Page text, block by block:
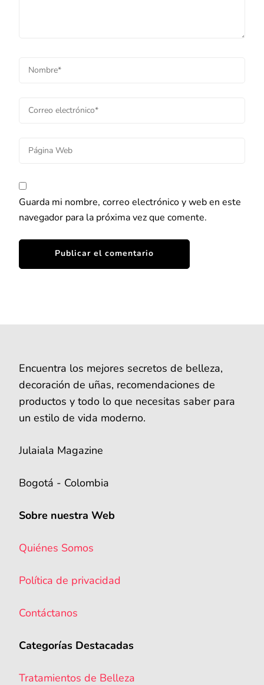
Guarda mi nombre, correo electrónico y web en este
navegador para la próxima vez que comente.
Encuentra los mejores secretos de belleza,
decoración de uñas, recomendaciones de
productos y todo lo que necesitas saber para
un estilo de vida moderno.
Julaiala Magazine
Bogotá - Colombia
Sobre nuestra Web
Quiénes Somos
Política de privacidad
Contáctanos
Categorías Destacadas
Tratamientos de Belleza